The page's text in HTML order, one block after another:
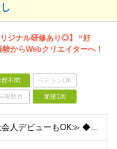
リジナル研修あり◎】 “好
験からWebクリエイターへ！
歴不問 ベテランOK
複数月 面接1回
≪完全未経験歓迎！／社会人デビューもOK≫ ◆第二新卒OK ◆学歴不問 意欲・人柄重視の採用ですので ぜひ気軽にご応募ください♪ ～このような方にオススメです～ ◆クリエイティブな仕事がしたい ◆